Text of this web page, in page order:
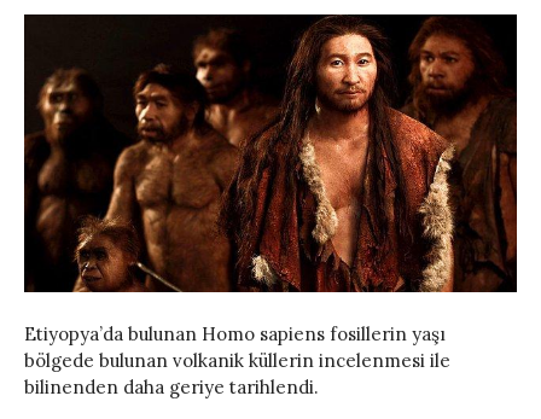
Etiyopya’da bulunan Homo sapiens fosillerin yaşı
bölgede bulunan volkanik küllerin incelenmesi ile
bilinenden daha geriye tarihlendi.